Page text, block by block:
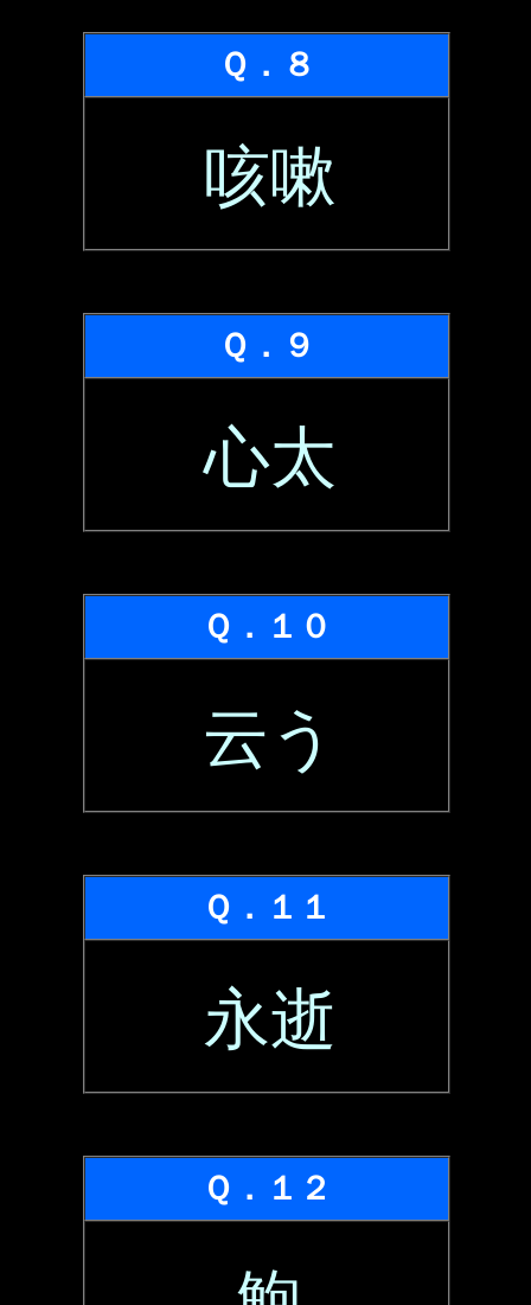
Ｑ．８
咳嗽
Ｑ．９
心太
Ｑ．１０
云う
Ｑ．１１
永逝
Ｑ．１２